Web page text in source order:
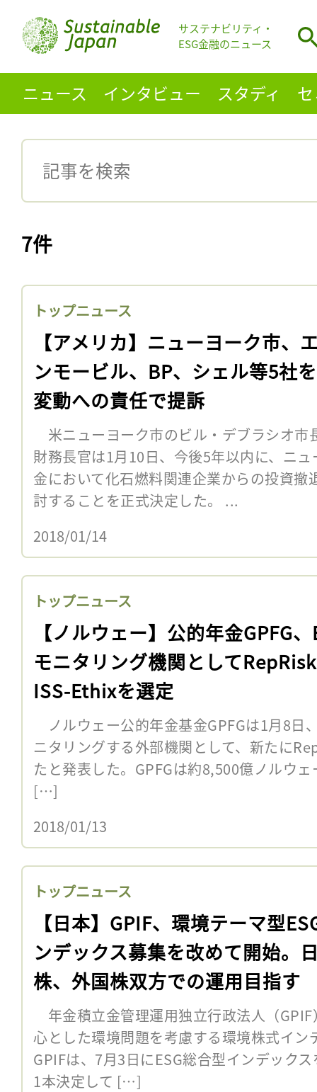
サステナビリティ・
ESG金融のニュース
ニュース インタビュー スタディ
7件
トップニュース
【アメリカ】ニューヨーク市、
ンモービル、BP、シェル等5社
変動への責任で提訴
米ニューヨーク市のビル・デブラシオ市
財務長官は1月10日、今後5年以内に、ニ
金において化石燃料関連企業からの投資撤
討することを正式決定した。 ...
2018/01/14
トップニュース
【ノルウェー】公的年金GPFG、
モニタリング機関として
ISS-Ethixを選定
ノルウェー公的年金基金GPFGは1月8日
ニタリングする外部機関として、新たに
たと発表した。GPFGは約8,500億ノルウ
[…]
2018/01/13
トップニュース
【日本】GPIF、環境テーマ型
ンデックス募集を改めて開始。
株、外国株双方での運用目指す
年金積立金管理運用独立行政法人（
心とした環境問題を考慮する環境株式イン
GPIFは、7月3日にESG総合型インデック
1本決定して […]